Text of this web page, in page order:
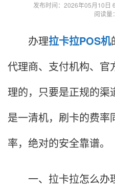
发布时间：2026年05月10日
阅读量
办理拉卡拉POS机
代理商、支付机构、官
理的，只要是正规的渠
是一清机，刷卡的费率
率，绝对的安全靠谱。
一、拉卡拉怎么办